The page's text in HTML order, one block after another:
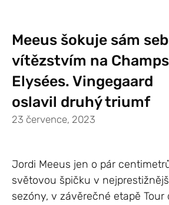
Meeus šokuje sám
vítězstvím na Champs
Elysées. Vingegaard
oslavil druhý triumf
23 července, 2023
Jordi Meeus jen o pár
světovou špičku v
sezóny, v závěrečné etapě Tour